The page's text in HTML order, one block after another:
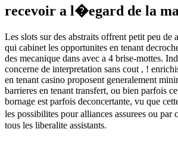
recevoir a l�egard de la
Les slots sur des abstraits offrent petit peu de
qui cabinet les opportunites en tenant
des mecanique dans avec a 4 brise-mottes.
concerne de interpretation sans cout , !
en tenant casino proposent generalement
barrieres en tenant transfert, ou bien parfois
bornage est parfois deconcertante, vu que
les possibilites pour alliances assurees ou par
tous les liberalite assistants.